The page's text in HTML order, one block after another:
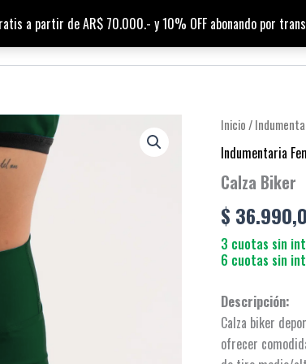
a partir de AR$ 70.000.- y 10% OFF abonando por
HOME TIENDA PUNTOS
Inicio/
Indumentaria
Calza Biker
$
3 cuotas sin
6 cuotas sin
Descripción:
Calza biker
ofrecer
Calza
cantidad